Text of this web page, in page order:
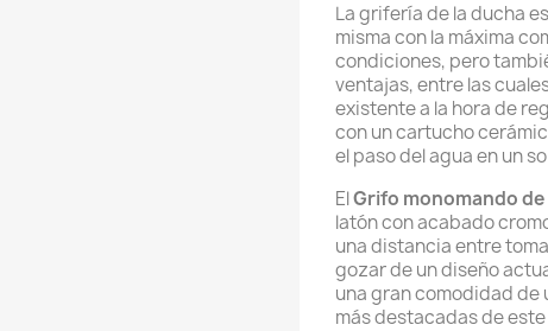
La grifería de la ducha
misma con la máxima
condiciones, pero
ventajas, entre las
existente a la hora de
con un cartucho
el paso del agua en un
ElGrifo monomando
latón con acabado
una distancia entre
gozar de un diseño
una gran comodidad de
más destacadas de